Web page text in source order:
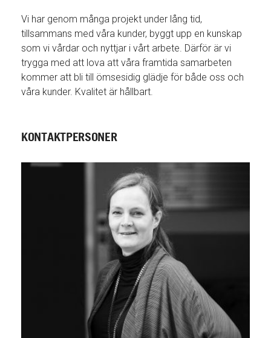
Vi har genom många projekt under lång tid,
tillsammans med våra kunder, byggt upp en kunskap
som vi vårdar och nyttjar i vårt arbete. Därför är vi
trygga med att lova att våra framtida samarbeten
kommer att bli till ömsesidig glädje för både oss och
våra kunder. Kvalitet är hållbart.
KONTAKTPERSONER